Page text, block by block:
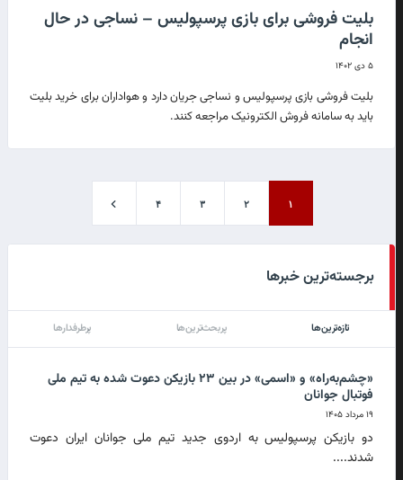
بلیت فروشی برای بازی پرسپولیس – نساجی در حال
انجام
۵ دی ۱۴۰۲
بلیت فروشی بازی پرسپولیس و نساجی جریان دارد و هواداران برای خرید بلیت
باید به سامانه فروش الکترونیک مراجعه کنند.
۱ ۲ ۳ ۴
برجسته‌ترین خبرها
تازه‌ترین‌ها پربحث‌ترین‌ها پرطرفدارها
«چشم‌به‌راه» و «اسمی» در بین ۲۳ بازیکن دعوت شده به تیم ملی
فوتبال جوانان
۱۹ مرداد ۱۴۰۵
دو بازیکن پرسپولیس به اردوی جدید تیم ملی جوانان ایران دعوت
شدند....